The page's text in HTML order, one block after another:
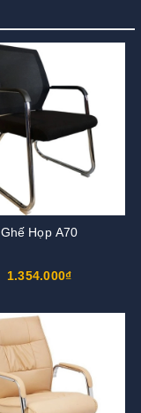
Ghế Họp A70
1.354.000₫